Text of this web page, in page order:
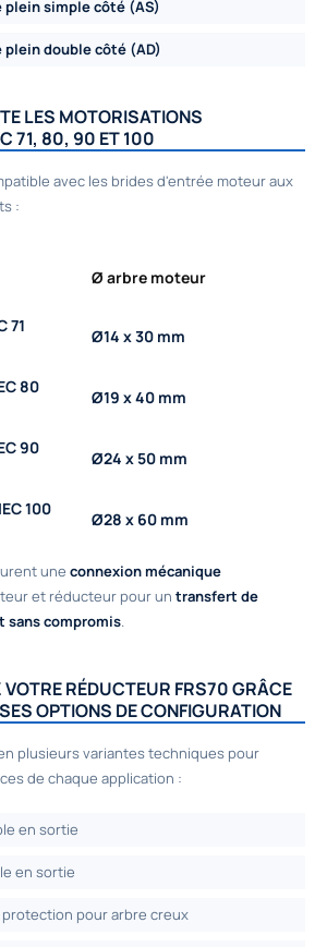
plein simple côté (AS)
double côté (AD)
LES MOTORISATIONS
71, 80, 90 ET 100
avec les brides d'entrée moteur aux
:
Ø arbre moteur
71
Ø14 x 30 mm
80
Ø19 x 40 mm
90
Ø24 x 50 mm
IEC 100
Ø28 x 60 mm
une connexion mécanique
et réducteur pour un transfert de
sans compromis.
RÉDUCTEUR FRS70 GRÂCE
OPTIONS DE CONFIGURATION
plusieurs variantes techniques pour
de chaque application :
en sortie
en sortie
protection pour arbre creux